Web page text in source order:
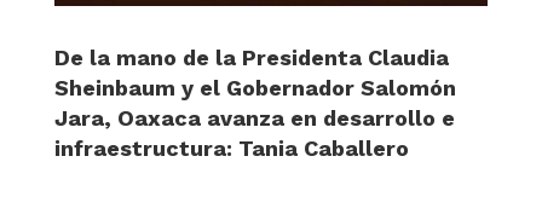
De la mano de la Presidenta Claudia
Sheinbaum y el Gobernador Salomón
Jara, Oaxaca avanza en desarrollo e
infraestructura: Tania Caballero